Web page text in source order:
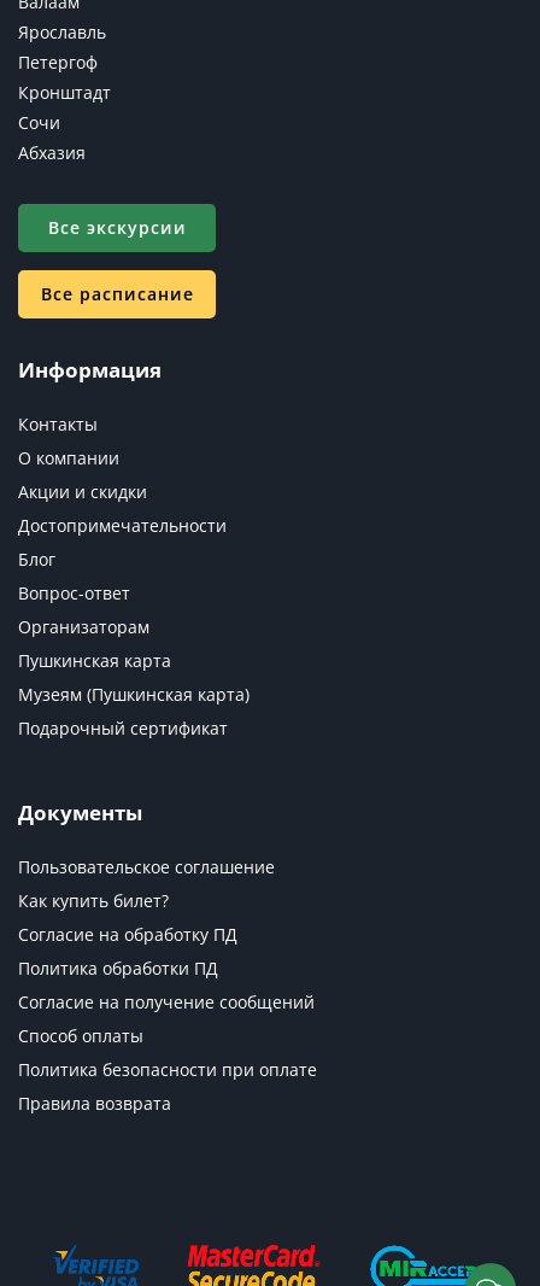
Ярославль
Петергоф
Кронштадт
Сочи
Абхазия
Все экскурсии
Все расписание
Информация
Контакты
О компании
Акции и скидки
Достопримечательности
Блог
Вопрос-ответ
Организаторам
Пушкинская карта
Музеям (Пушкинская карта)
Подарочный сертификат
Документы
Пользовательское соглашение
Как купить билет?
Согласие на обработку ПД
Политика обработки ПД
Согласие на получение сообщений
Способ оплаты
Политика безопасности при оплате
Правила возврата